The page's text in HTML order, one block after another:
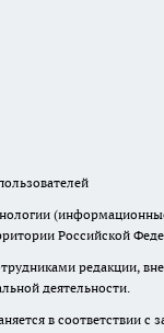
Российской
редакции,
деятельности.
в